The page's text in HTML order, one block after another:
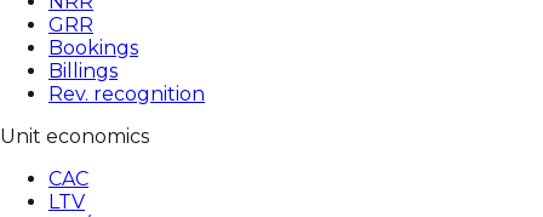
GRR
Bookings
Billings
Rev. recognition
Unit economics
CAC
LTV